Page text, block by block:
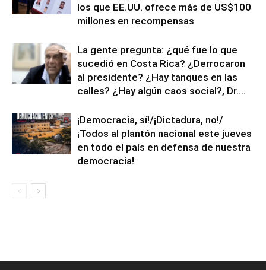
los que EE.UU. ofrece más de US$100
millones en recompensas
La gente pregunta: ¿qué fue lo que
sucedió en Costa Rica? ¿Derrocaron
al presidente? ¿Hay tanques en las
calles? ¿Hay algún caos social?, Dr....
¡Democracia, sí!/¡Dictadura, no!/
¡Todos al plantón nacional este jueves
en todo el país en defensa de nuestra
democracia!